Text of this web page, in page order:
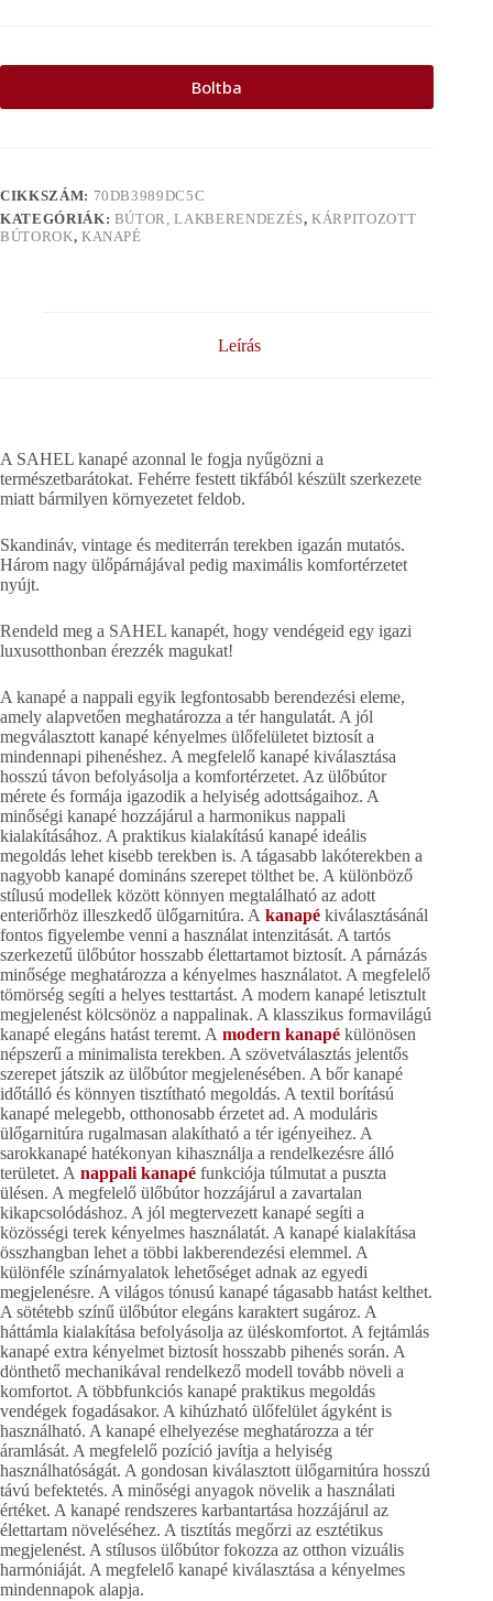
Boltba
CIKKSZÁM: 70DB3989DC5C
KATEGÓRIÁK: BÚTOR, LAKBERENDEZÉS,KÁRPITOZOTT
BÚTOROK, KANAPÉ
Leírás
A SAHEL kanapé azonnal le fogja nyűgözni a
természetbarátokat. Fehérre festett tikfából készült szerkezete
miatt bármilyen környezetet feldob.
Skandináv, vintage és mediterrán terekben igazán mutatós.
Három nagy ülőpárnájával pedig maximális komfortérzetet
nyújt.
Rendeld meg a SAHEL kanapét, hogy vendégeid egy igazi
luxusotthonban érezzék magukat!
A kanapé a nappali egyik legfontosabb berendezési eleme,
amely alapvetően meghatározza a tér hangulatát. A jól
megválasztott kanapé kényelmes ülőfelületet biztosít a
mindennapi pihenéshez. A megfelelő kanapé kiválasztása
hosszú távon befolyásolja a komfortérzetet. Az ülőbútor
mérete és formája igazodik a helyiség adottságaihoz. A
minőségi kanapé hozzájárul a harmonikus nappali
kialakításához. A praktikus kialakítású kanapé ideális
megoldás lehet kisebb terekben is. A tágasabb lakóterekben a
nagyobb kanapé domináns szerepet tölthet be. A különböző
stílusú modellek között könnyen megtalálható az adott
enteriőrhöz illeszkedő ülőgarnitúra. A kanapé kiválasztásánál
fontos figyelembe venni a használat intenzitását. A tartós
szerkezetű ülőbútor hosszabb élettartamot biztosít. A párnázás
minősége meghatározza a kényelmes használatot. A megfelelő
tömörség segíti a helyes testtartást. A modern kanapé letisztult
megjelenést kölcsönöz a nappalinak. A klasszikus formavilágú
kanapé elegáns hatást teremt. A modern kanapé különösen
népszerű a minimalista terekben. A szövetválasztás jelentős
szerepet játszik az ülőbútor megjelenésében. A bőr kanapé
időtálló és könnyen tisztítható megoldás. A textil borítású
kanapé melegebb, otthonosabb érzetet ad. A moduláris
ülőgarnitúra rugalmasan alakítható a tér igényeihez. A
sarokkanapé hatékonyan kihasználja a rendelkezésre álló
területet. A nappali kanapé funkciója túlmutat a puszta
ülésen. A megfelelő ülőbútor hozzájárul a zavartalan
kikapcsolódáshoz. A jól megtervezett kanapé segíti a
közösségi terek kényelmes használatát. A kanapé kialakítása
összhangban lehet a többi lakberendezési elemmel. A
különféle színárnyalatok lehetőséget adnak az egyedi
megjelenésre. A világos tónusú kanapé tágasabb hatást kelthet.
A sötétebb színű ülőbútor elegáns karaktert sugároz. A
háttámla kialakítása befolyásolja az üléskomfortot. A fejtámlás
kanapé extra kényelmet biztosít hosszabb pihenés során. A
dönthető mechanikával rendelkező modell tovább növeli a
komfortot. A többfunkciós kanapé praktikus megoldás
vendégek fogadásakor. A kihúzható ülőfelület ágyként is
használható. A kanapé elhelyezése meghatározza a tér
áramlását. A megfelelő pozíció javítja a helyiség
használhatóságát. A gondosan kiválasztott ülőgarnitúra hosszú
távú befektetés. A minőségi anyagok növelik a használati
értéket. A kanapé rendszeres karbantartása hozzájárul az
élettartam növeléséhez. A tisztítás megőrzi az esztétikus
megjelenést. A stílusos ülőbútor fokozza az otthon vizuális
harmóniáját. A megfelelő kanapé kiválasztása a kényelmes
mindennapok alapja.